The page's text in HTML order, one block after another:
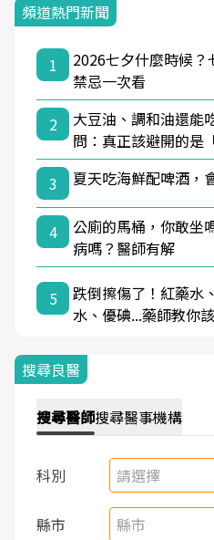
頻道熱門新聞
1
2026七夕什麼時候
禁忌一次看
2
大豆油、調和油還能
問：真正該避開的是
3
夏天吃海鮮配啤酒，
4
公廁的馬桶，你敢坐
病嗎？醫師有解
5
跌倒擦傷了！紅藥水
水、優碘...藥師教你
搜尋良醫
搜尋醫師搜尋醫事機構
科別 請選擇
縣市 縣市